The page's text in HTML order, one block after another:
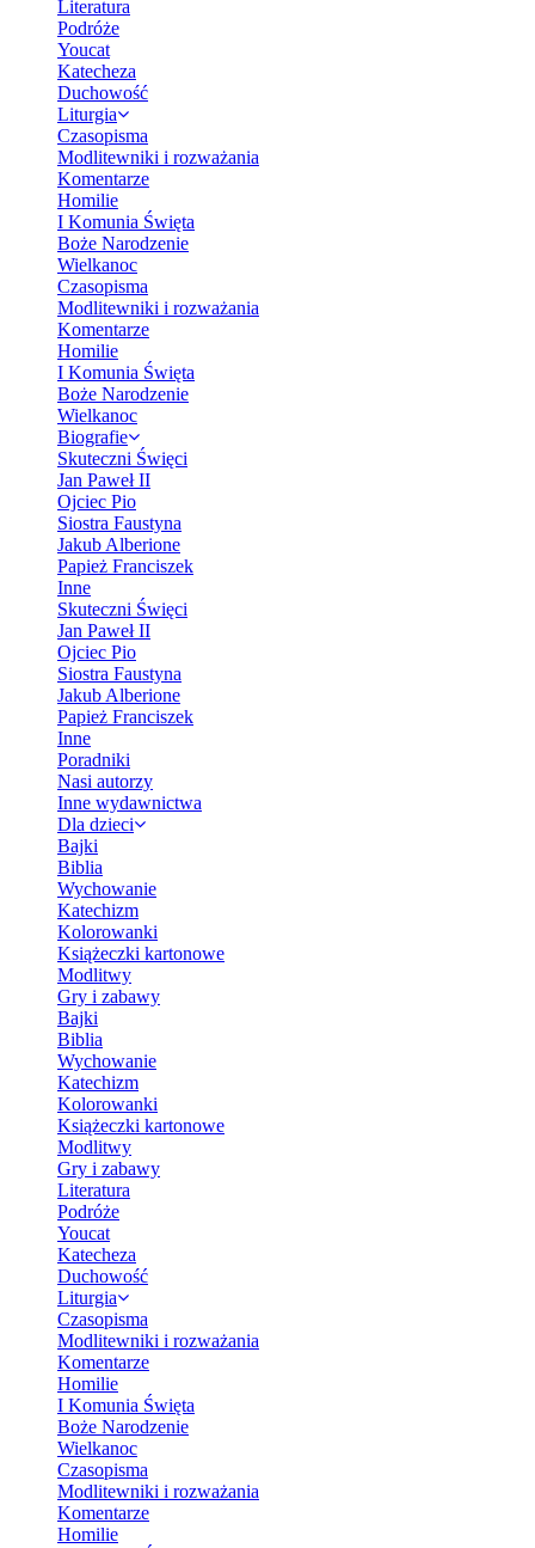
Literatura
Podróże
Youcat
Katecheza
Duchowość
Liturgia
Czasopisma
Modlitewniki i rozważania
Komentarze
Homilie
I Komunia Święta
Boże Narodzenie
Wielkanoc
Czasopisma
Modlitewniki i rozważania
Komentarze
Homilie
I Komunia Święta
Boże Narodzenie
Wielkanoc
Biografie
Skuteczni Święci
Jan Paweł II
Ojciec Pio
Siostra Faustyna
Jakub Alberione
Papież Franciszek
Inne
Skuteczni Święci
Jan Paweł II
Ojciec Pio
Siostra Faustyna
Jakub Alberione
Papież Franciszek
Inne
Poradniki
Nasi autorzy
Inne wydawnictwa
Dla dzieci
Bajki
Biblia
Wychowanie
Katechizm
Kolorowanki
Książeczki kartonowe
Modlitwy
Gry i zabawy
Bajki
Biblia
Wychowanie
Katechizm
Kolorowanki
Książeczki kartonowe
Modlitwy
Gry i zabawy
Literatura
Podróże
Youcat
Katecheza
Duchowość
Liturgia
Czasopisma
Modlitewniki i rozważania
Komentarze
Homilie
I Komunia Święta
Boże Narodzenie
Wielkanoc
Czasopisma
Modlitewniki i rozważania
Komentarze
Homilie